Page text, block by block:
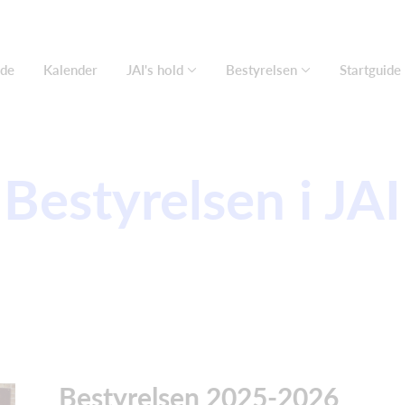
Kalender JAI's hold Bestyrelsen Startguide
Bestyrelsen i JAI
Bestyrelsen 2025-2026